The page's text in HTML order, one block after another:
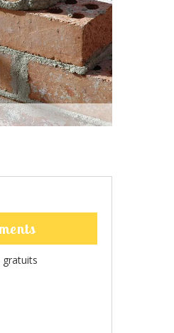
gratuits